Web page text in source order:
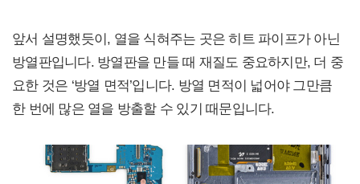
앞서 설명했듯이, 열을 식혀주는 곳은 히트 파이프가 아닌
방열판입니다. 방열판을 만들 때 재질도 중요하지만, 더 중
요한 것은 ‘방열 면적’입니다. 방열 면적이 넓어야 그만큼
한 번에 많은 열을 방출할 수 있기 때문입니다.